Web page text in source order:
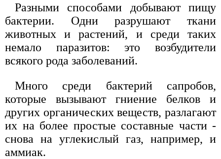
Разными способами добывают пищу
бактерии. Одни разрушают ткани
животных и растений, и среди таких
немало паразитов: это возбудители
всякого рода заболеваний.
Много среди бактерий сапробов,
которые вызывают гниение белков и
других органических веществ, разлагают
их на более простые составные части -
снова на углекислый газ, например, и
аммиак.